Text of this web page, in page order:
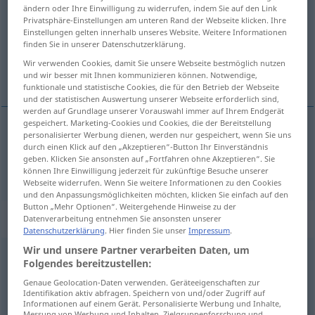
Übersicht aller Übersetzungen
(Für mehr Details die Übersetzung anklicken/antippen)
selbe, gleich
selbe,gleich mesmo
„mesmo“: advérbio
mesmo [ˈmeʒmu]adv
Übersicht aller Übersetzungen
(Für mehr Details die Übersetzung anklicken/antippen)
ändern oder Ihre Einwilligung zu widerrufen, indem Sie auf den Link
Privatsphäre-Einstellungen am unteren Rand der Webseite klicken. Ihre
Einstellungen gelten innerhalb unseres Website. Weitere Informationen
finden Sie in unserer Datenschutzerklärung.
Wir verwenden Cookies, damit Sie unsere Webseite bestmöglich nutzen
und wir besser mit Ihnen kommunizieren können. Notwendige,
funktionale und statistische Cookies, die für den Betrieb der Webseite
und der statistischen Auswertung unserer Webseite erforderlich sind,
werden auf Grundlage unserer Vorauswahl immer auf Ihrem Endgerät
gespeichert. Marketing-Cookies und Cookies, die der Bereitstellung
personalisierter Werbung dienen, werden nur gespeichert, wenn Sie uns
durch einen Klick auf den „Akzeptieren“-Button Ihr Einverständnis
geben. Klicken Sie ansonsten auf „Fortfahren ohne Akzeptieren“. Sie
können Ihre Einwilligung jederzeit für zukünftige Besuche unserer
Webseite widerrufen. Wenn Sie weitere Informationen zu den Cookies
und den Anpassungsmöglichkeiten möchten, klicken Sie einfach auf den
Button „Mehr Optionen“. Weitergehende Hinweise zu der
Datenverarbeitung entnehmen Sie ansonsten unserer
Datenschutzerklärung. Hier finden Sie unserImpressum.
Wir und unsere Partner verarbeiten Daten, um
Folgendes bereitzustellen:
Genaue Geolocation-Daten verwenden. Geräteeigenschaften zur
Identifikation aktiv abfragen. Speichern von und/oder Zugriff auf
Informationen auf einem Gerät. Personalisierte Werbung und Inhalte,